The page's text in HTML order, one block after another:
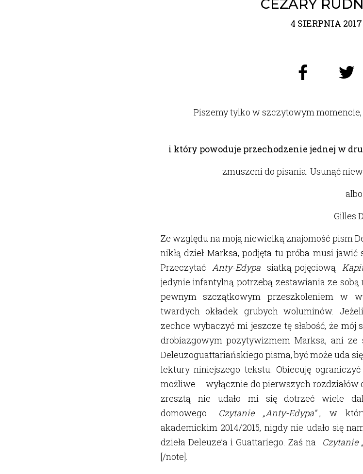
CEZARY
4 SIERPNIA 2017
Piszemy tylko w szczytowym
i który powoduje przechodzenie jednej w
zmuszeni do pisania. Usunąć
Gilles
Ze względu na moją niewielką znajomość pism
nikłą dzieł Marksa, podjęta tu próba musi
Przeczytać Anty-Edypa siatką pojęciową
jedynie infantylną potrzebą zestawiania ze
pewnym szczątkowym przeszkoleniem w
twardych okładek grubych woluminów.
zechce wybaczyć mi jeszcze tę słabość, że
drobiazgowym pozytywizmem Marksa, ani ze
Deleuzoguattariańskiego pisma, być może uda
lektury niniejszego tekstu. Obiecuję
możliwe – wyłącznie do pierwszych rozdziałów
zresztą nie udało mi się dotrzeć wiele
domowego
Czytanie „Anty-Edypa” , w
akademickim 2014/2015, nigdy nie udało się
dzieła Deleuze’a i Guattariego. Zaś na
Czytanie
[/note].